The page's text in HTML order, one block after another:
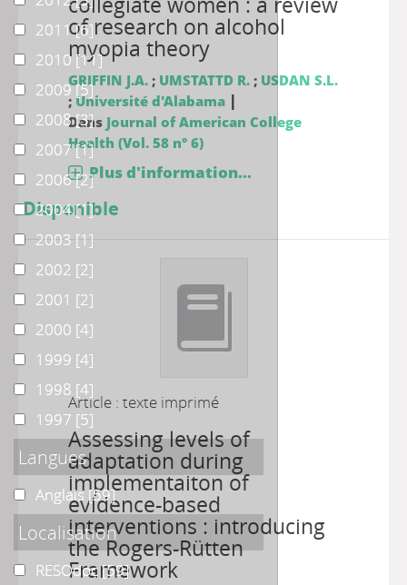
of research on alcohol
myopia theory
GRIFFIN J.A.; UMSTATTD R.; USDAN S.L.
; Université d'Alabama |
Dans Journal of American College
Health (Vol. 58 n° 6)
Plus d'information...
Disponible
Article : texte imprimé
Assessing levels of
adaptation during
implementaiton of
evidence-based
interventions : introducing
the Rogers-Rütten
Framework
20112011[6]
20102010 [11]
20092009[5]
20082008[3]
20072007[1]
20062006[2]
20042004[1]
20032003 [1]
20022002 [2]
20012001 [2]
20002000 [4]
19991999 [4]
19981998 [4]
19971997 [5]
Langues
Anglais
Anglais [59]
Localisation
RESOdoc
RESOdoc[59]